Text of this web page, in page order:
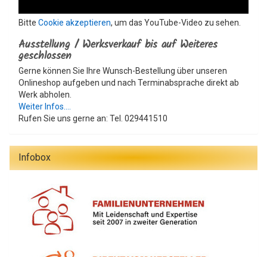
Bitte Cookie akzeptieren, um das YouTube-Video zu sehen.
Ausstellung / Werksverkauf bis auf Weiteres
geschlossen
Gerne können Sie Ihre Wunsch-Bestellung über unseren
Onlineshop aufgeben und nach Terminabsprache direkt ab
Werk abholen.
Weiter Infos....
Rufen Sie uns gerne an: Tel. 029441510
Infobox